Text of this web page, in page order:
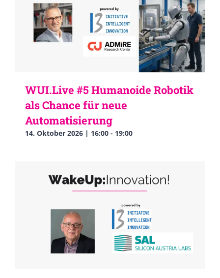
WUI.Live #5 Humanoide Robotik
als Chance für neue
Automatisierung
14. Oktober 2026 | 16:00 - 19:00